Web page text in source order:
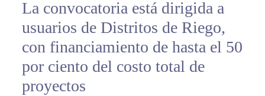
La convocatoria está dirigida a
usuarios de Distritos de Riego,
con financiamiento de hasta el 50
por ciento del costo total de
proyectos